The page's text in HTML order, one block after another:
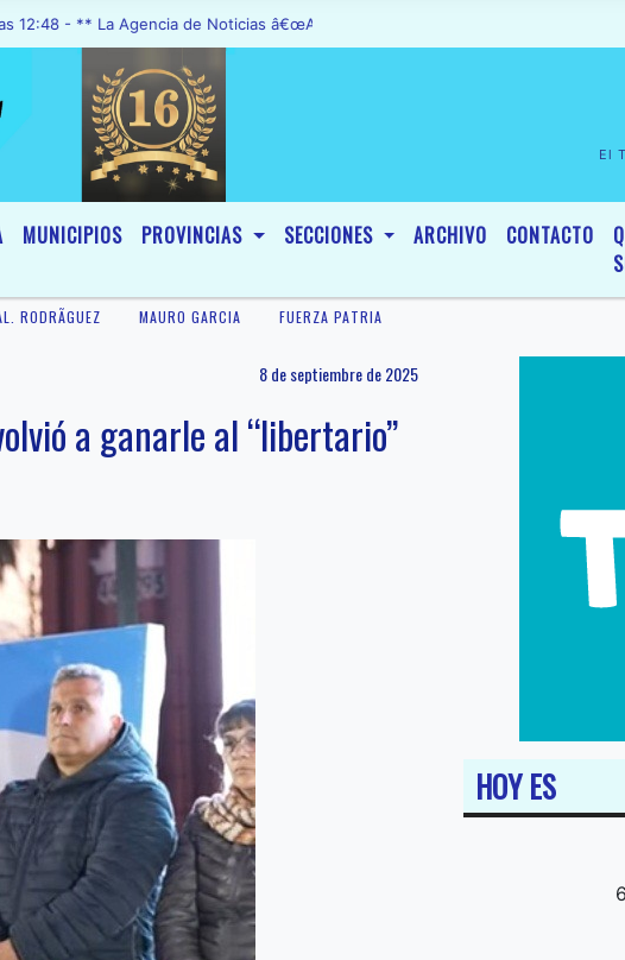
La Agencia de Noticias â€œA1 Noticiasâ€, fue declarada de InterÃ©s General
El
MUNICIPIOS PROVINCIAS SECCIONES ARCHIVO CONTACTO
RODRÃ­GUEZ MAURO GARCIA FUERZA PATRIA
8 de septiembre de 2025
a ganarle al “libertario”
HOY ES